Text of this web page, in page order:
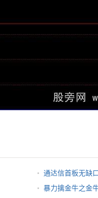
通达信首板无缺
暴力擒金牛之金